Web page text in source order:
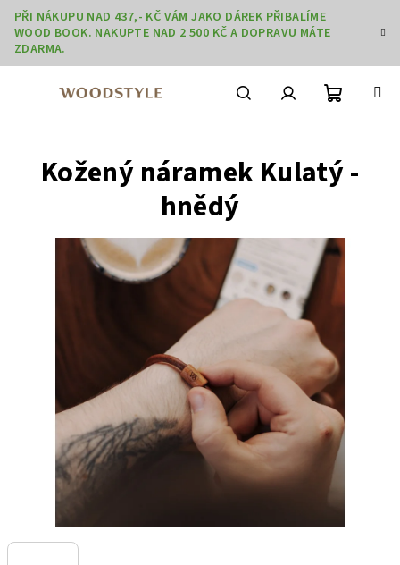
Přejít
obsah
PŘI NÁKUPU NAD 437,- KČ VÁM JAKO DÁREK PŘIBALÍME
WOOD BOOK. NAKUPTE NAD 2 500 KČ A DOPRAVU MÁTE
ZDARMA.
košík
Kožený náramek Kulatý -
hnědý